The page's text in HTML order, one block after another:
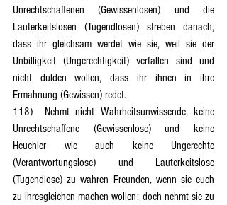
Unrechtschaffenen (Gewissenlosen) und die
Lauterkeitslosen (Tugendlosen) streben danach,
dass ihr gleichsam werdet wie sie, weil sie der
Unbilligkeit (Ungerechtigkeit) verfallen sind und
nicht dulden wollen, dass ihr ihnen in ihre
Ermahnung (Gewissen) redet.
118)	Nehmt nicht Wahrheitsunwissende, keine
Unrechtschaffene (Gewissenlose) und keine
Heuchler wie auch keine Ungerechte
(Verantwortungslose) und Lauterkeitslose
(Tugendlose) zu wahren Freunden, wenn sie euch
zu ihresgleichen machen wollen: doch nehmt sie zu